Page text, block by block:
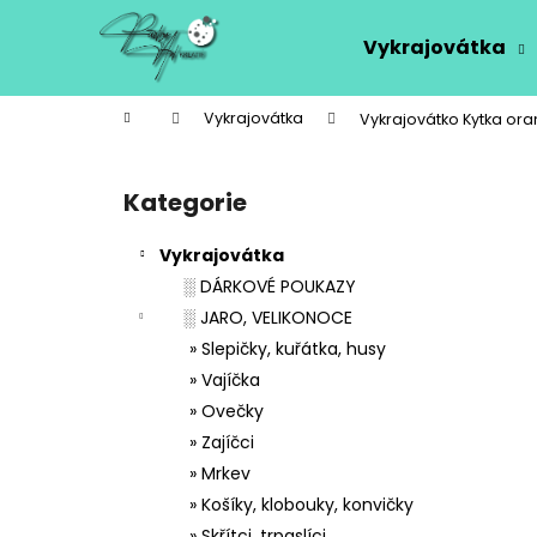
Vykrajovátka
Domů Vykrajovátka Vykrajovátko Kytka
Přeskočit
kategorie
Kategorie
Vykrajovátka
░ DÁRKOVÉ POUKAZY
░ JARO, VELIKONOCE
» Slepičky, kuřátka, husy
» Vajíčka
» Ovečky
» Zajíčci
» Mrkev
» Košíky, klobouky, konvičky
í
Zpět
do
Zpět
do